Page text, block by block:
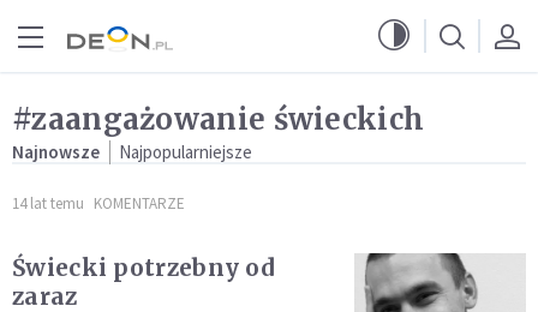
#zaangażowanie świeckich
Najnowsze Najpopularniejsze
14 lat temu KOMENTARZE
Świecki potrzebny od
zaraz